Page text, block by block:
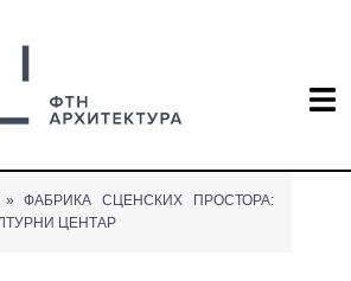
»ФАБРИКА СЦЕНСКИХ ПРОСТОРА:
ЦЕНТАР